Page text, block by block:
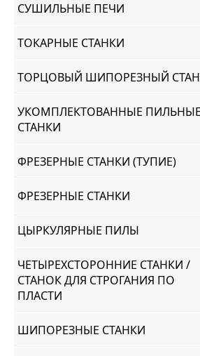
СУШИЛЬНЫЕ ПЕЧИ
ТОКАРНЫЕ СТАНКИ
ТОРЦОВЫЙ ШИПОРЕЗНЫЙ
УКОМПЛЕКТОВАННЫЕ ПИЛЬНЫЕ
СТАНКИ
ФРЕЗЕРНЫЕ СТАНКИ (ТУПИЕ)
ФРЕЗЕРНЫЕ СТАНКИ
ЦЫРКУЛЯРНЫЕ ПИЛЫ
ЧЕТЫРЕХСТОРОННИЕ СТАНКИ /
СТАНОК ДЛЯ СТРОГАНИЯ ПО
ПЛАСТИ
ШИПОРЕЗНЫЕ СТАНКИ